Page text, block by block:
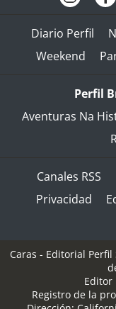
Diario Perfil
Weekend
Perfil
Aventuras Na
Canales RSS
Privacidad
Caras - Editorial Perfil
Editor
Registro de la